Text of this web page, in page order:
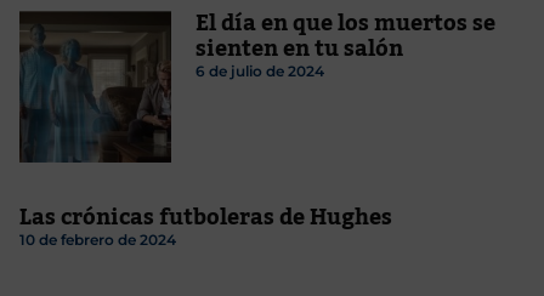
El día en que los muertos se
sienten en tu salón
6 de julio de 2024
Las crónicas futboleras de Hughes
10 de febrero de 2024